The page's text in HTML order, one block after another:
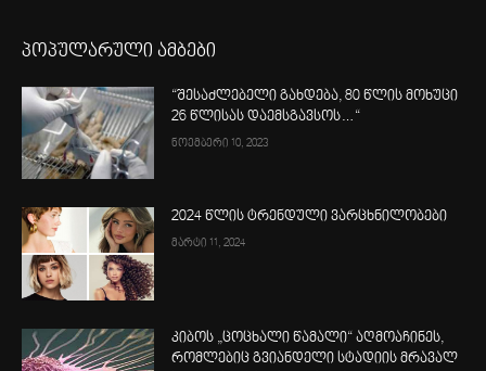
პოპულარული ამბები
“შესაძლებელი გახდება, 80 წლის მოხუცი
26 წლისას დაემსგავსოს…“
ნოემბერი 10, 2023
2024 წლის ტრენდული ვარცხნილობები
მარტი 11, 2024
კიბოს „ცოცხალი წამალი“ აღმოაჩინეს,
რომლებიც გვიანდელი სტადიის მრავალ